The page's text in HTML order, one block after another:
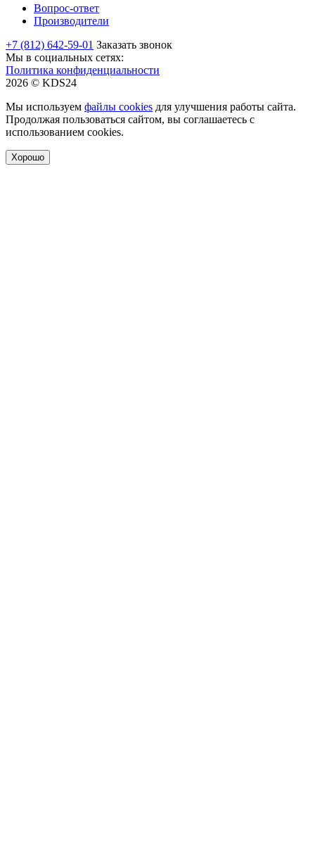
Вопрос-ответ
Производители
+7 (812) 642-59-01 Заказать звонок
Мы в социальных сетях:
Политика конфиденциальности
2026 © KDS24
Мы используем файлы cookies для улучшения работы сайта.
Продолжая пользоваться сайтом, вы соглашаетесь с
использованием cookies.
Хорошо